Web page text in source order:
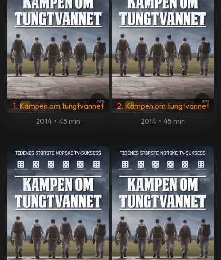
1. Kampen om tungtvannet
2014 • 45 min
2. Kampen om tungtvannet
2014 • 45 min